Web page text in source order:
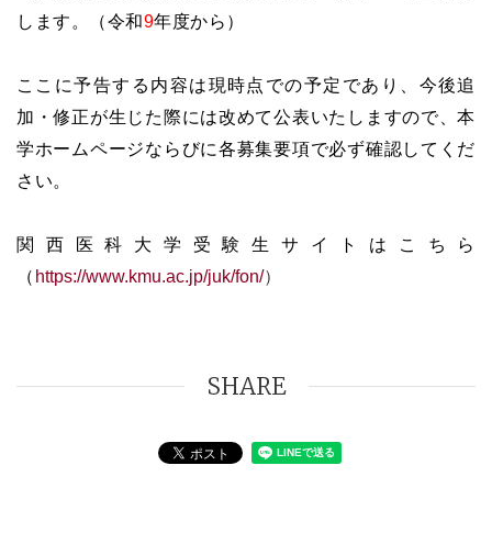
します。（令和9年度から）
ここに予告する内容は現時点での予定であり、今後追
加・修正が生じた際には改めて公表いたしますので、本
学ホームページならびに各募集要項で必ず確認してくだ
さい。
関西医科大学受験生サイトはこちら
（ https://www.kmu.ac.jp/juk/fon/）
SHARE